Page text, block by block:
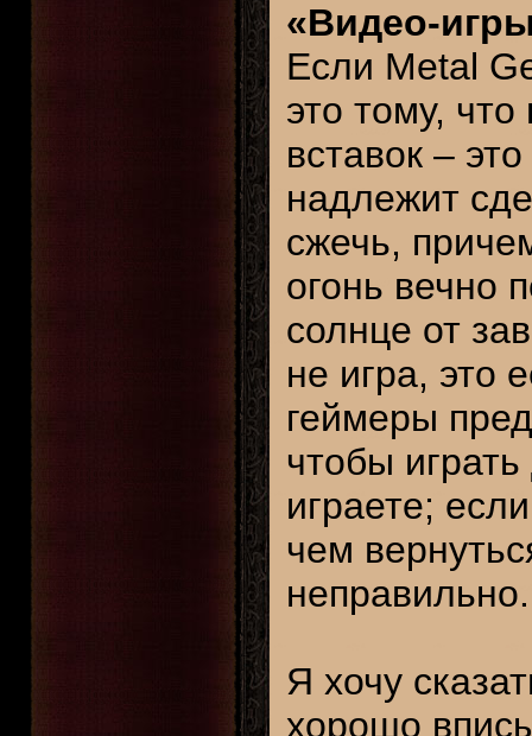
«Видео-
Если Metal
это тому,
вставок –
надлежит
сжечь,
огонь вечно
солнце от
не игра, это
геймеры
чтобы
играете;
чем
неправильно.
Я хочу
хорошо